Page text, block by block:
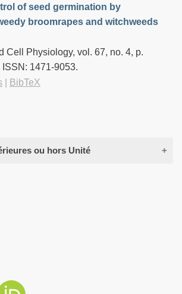
of seed germination by
broomrapes and witchweeds
Cell Physiology, vol. 67, no. 4, p.
ISSN: 1471-9053.
BibTeX
ou hors Unité
Simier, Philippe